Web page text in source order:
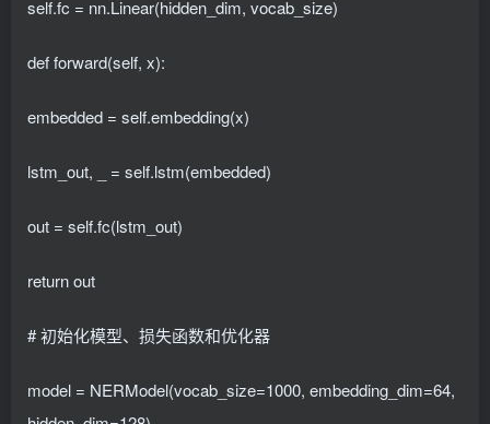
self.fc = nn.Linear(hidden_dim, vocab_size)
def forward(self, x):
embedded = self.embedding(x)
lstm_out, _ = self.lstm(embedded)
out = self.fc(lstm_out)
return out
# 初始化模型、损失函数和优化器
model = NERModel(vocab_size=1000, embedding_dim=64,